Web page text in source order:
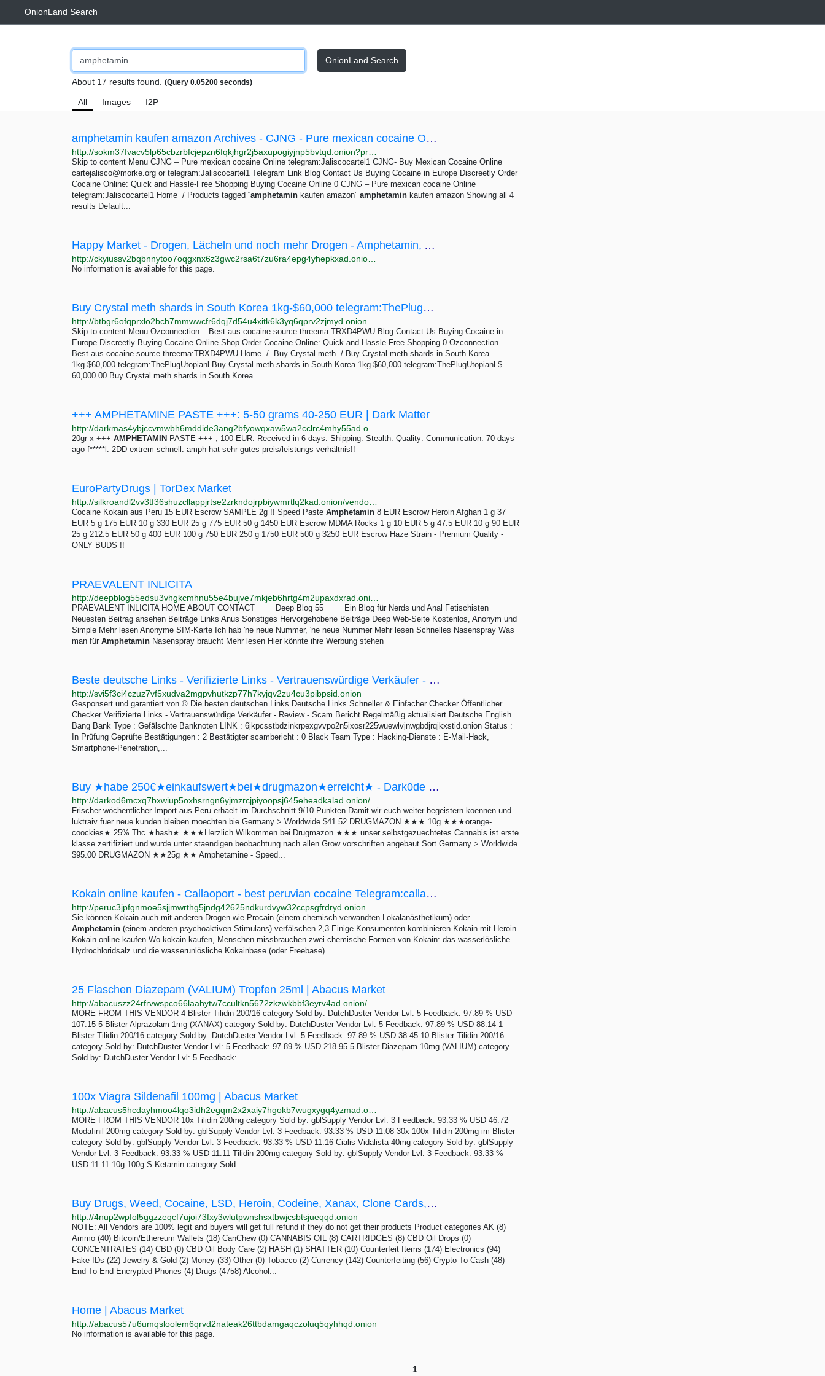
OnionLand Search
OnionLand Search
About 17 results found. (Query 0.05200 seconds)
All Images I2P
amphetamin kaufen amazon Archives - CJNG - Pure mexican cocaine Online telegram:Jaliscocartel1
Skip to content Menu CJNG – Pure mexican cocaine Online telegram:Jaliscocartel1 CJNG- Buy Mexican Cocaine Online
cartejalisco@morke.org or telegram:Jaliscocartel1 Telegram Link Blog Contact Us Buying Cocaine in Europe Discreetly Order
Cocaine Online: Quick and Hassle-Free Shopping Buying Cocaine Online 0 CJNG – Pure mexican cocaine Online
telegram:Jaliscocartel1 Home / Products tagged “amphetamin kaufen amazon” amphetamin kaufen amazon Showing all 4
results Default...
Happy Market - Drogen, Lächeln und noch mehr Drogen - Amphetamin, Ayahuaska, Cannabis, Kokain,...
No information is available for this page.
Buy Crystal meth shards in South Korea 1kg-$60,000 telegram:ThePlugUtopianl -
Skip to content Menu Ozconnection – Best aus cocaine source threema:TRXD4PWU Blog Contact Us Buying Cocaine in
Europe Discreetly Buying Cocaine Online Shop Order Cocaine Online: Quick and Hassle-Free Shopping 0 Ozconnection –
Best aus cocaine source threema:TRXD4PWU Home / Buy Crystal meth / Buy Crystal meth shards in South Korea
1kg-$60,000 telegram:ThePlugUtopianl Buy Crystal meth shards in South Korea 1kg-$60,000 telegram:ThePlugUtopianl $
60,000.00 Buy Crystal meth shards in South Korea...
+++ AMPHETAMINE PASTE +++: 5-50 grams 40-250 EUR | Dark Matter
20gr x +++ AMPHETAMIN PASTE +++ , 100 EUR. Received in 6 days. Shipping: Stealth: Quality: Communication: 70 days
ago f*****l: 2DD extrem schnell. amph hat sehr gutes preis/leistungs verhältnis!!
EuroPartyDrugs | TorDex Market
Cocaine Kokain aus Peru 15 EUR Escrow SAMPLE 2g !! Speed Paste Amphetamin 8 EUR Escrow Heroin Afghan 1 g 37
EUR 5 g 175 EUR 10 g 330 EUR 25 g 775 EUR 50 g 1450 EUR Escrow MDMA Rocks 1 g 10 EUR 5 g 47.5 EUR 10 g 90 EUR
25 g 212.5 EUR 50 g 400 EUR 100 g 750 EUR 250 g 1750 EUR 500 g 3250 EUR Escrow Haze Strain - Premium Quality -
ONLY BUDS !!
PRAEVALENT INLICITA
PRAEVALENT INLICITA HOME ABOUT CONTACT Deep Blog 55 Ein Blog für Nerds und Anal Fetischisten
Neuesten Beitrag ansehen Beiträge Links Anus Sonstiges Hervorgehobene Beiträge Deep Web-Seite Kostenlos, Anonym und
Simple Mehr lesen Anonyme SIM-Karte Ich hab 'ne neue Nummer, 'ne neue Nummer Mehr lesen Schnelles Nasenspray Was
man für Amphetamin Nasenspray braucht Mehr lesen Hier könnte ihre Werbung stehen
Beste deutsche Links - Verifizierte Links - Vertrauenswürdige Verkäufer - Die besten deutschen...
http://svi5f3ci4czuz7vf5xudva2mgpvhutkzp77h7kyjqv2zu4cu3pibpsid.onion
Gesponsert und garantiert von © Die besten deutschen Links Deutsche Links Schneller & Einfacher Checker Öffentlicher
Checker Verifizierte Links - Vertrauenswürdige Verkäufer - Review - Scam Bericht Regelmäßig aktualisiert Deutsche English
Bang Bank Type : Gefälschte Banknoten LINK : 6jkpcsstbdzinkrpexgvvpo2n5ixosr225wuewlvjnwgbdjrqjkxstid.onion Status :
In Prüfung Geprüfte Bestätigungen : 2 Bestätigter scambericht : 0 Black Team Type : Hacking-Dienste : E-Mail-Hack,
Smartphone-Penetration,...
Buy ★habe 250€★einkaufswert★bei★drugmazon★erreicht★ - Dark0de Reborn
Frischer wöchentlicher Import aus Peru erhaelt im Durchschnitt 9/10 Punkten Damit wir euch weiter begeistern koennen und
luktraiv fuer neue kunden bleiben moechten bie Germany > Worldwide $41.52 DRUGMAZON ★★★ 10g ★★★orange-
coockies★ 25% Thc ★hash★ ★★★Herzlich Wilkommen bei Drugmazon ★★★ unser selbstgezuechtetes Cannabis ist erste
klasse zertifiziert und wurde unter staendigen beobachtung nach allen Grow vorschriften angebaut Sort Germany > Worldwide
$95.00 DRUGMAZON ★★25g ★★ Amphetamine - Speed...
Kokain online kaufen - Callaoport - best peruvian cocaine Telegram:callaoport_1
Sie können Kokain auch mit anderen Drogen wie Procain (einem chemisch verwandten Lokalanästhetikum) oder
Amphetamin (einem anderen psychoaktiven Stimulans) verfälschen.2,3 Einige Konsumenten kombinieren Kokain mit Heroin.
Kokain online kaufen Wo kokain kaufen, Menschen missbrauchen zwei chemische Formen von Kokain: das wasserlösliche
Hydrochloridsalz und die wasserunlösliche Kokainbase (oder Freebase).
25 Flaschen Diazepam (VALIUM) Tropfen 25ml | Abacus Market
MORE FROM THIS VENDOR 4 Blister Tilidin 200/16 category Sold by: DutchDuster Vendor Lvl: 5 Feedback: 97.89 % USD
107.15 5 Blister Alprazolam 1mg (XANAX) category Sold by: DutchDuster Vendor Lvl: 5 Feedback: 97.89 % USD 88.14 1
Blister Tilidin 200/16 category Sold by: DutchDuster Vendor Lvl: 5 Feedback: 97.89 % USD 38.45 10 Blister Tilidin 200/16
category Sold by: DutchDuster Vendor Lvl: 5 Feedback: 97.89 % USD 218.95 5 Blister Diazepam 10mg (VALIUM) category
Sold by: DutchDuster Vendor Lvl: 5 Feedback:...
100x Viagra Sildenafil 100mg | Abacus Market
MORE FROM THIS VENDOR 10x Tilidin 200mg category Sold by: gblSupply Vendor Lvl: 3 Feedback: 93.33 % USD 46.72
Modafinil 200mg category Sold by: gblSupply Vendor Lvl: 3 Feedback: 93.33 % USD 11.08 30x-100x Tilidin 200mg im Blister
category Sold by: gblSupply Vendor Lvl: 3 Feedback: 93.33 % USD 11.16 Cialis Vidalista 40mg category Sold by: gblSupply
Vendor Lvl: 3 Feedback: 93.33 % USD 11.11 Tilidin 200mg category Sold by: gblSupply Vendor Lvl: 3 Feedback: 93.33 %
USD 11.11 10g-100g S-Ketamin category Sold...
Buy Drugs, Weed, Cocaine, LSD, Heroin, Codeine, Xanax, Clone Cards, Hacking, Fraud, Guns,...
http://4nup2wpfol5ggzzeqcf7ujoi73fxy3wlutpwnshsxtbwjcsbtsjueqqd.onion
NOTE: All Vendors are 100% legit and buyers will get full refund if they do not get their products Product categories AK (8)
Ammo (40) Bitcoin/Ethereum Wallets (18) CanChew (0) CANNABIS OIL (8) CARTRIDGES (8) CBD Oil Drops (0)
CONCENTRATES (14) CBD (0) CBD Oil Body Care (2) HASH (1) SHATTER (10) Counterfeit Items (174) Electronics (94)
Fake IDs (22) Jewelry & Gold (2) Money (33) Other (0) Tobacco (2) Currency (142) Counterfeiting (56) Crypto To Cash (48)
End To End Encrypted Phones (4) Drugs (4758) Alcohol...
Home | Abacus Market
http://abacus57u6umqsloolem6qrvd2nateak26ttbdamgaqczoluq5qyhhqd.onion
No information is available for this page.
1